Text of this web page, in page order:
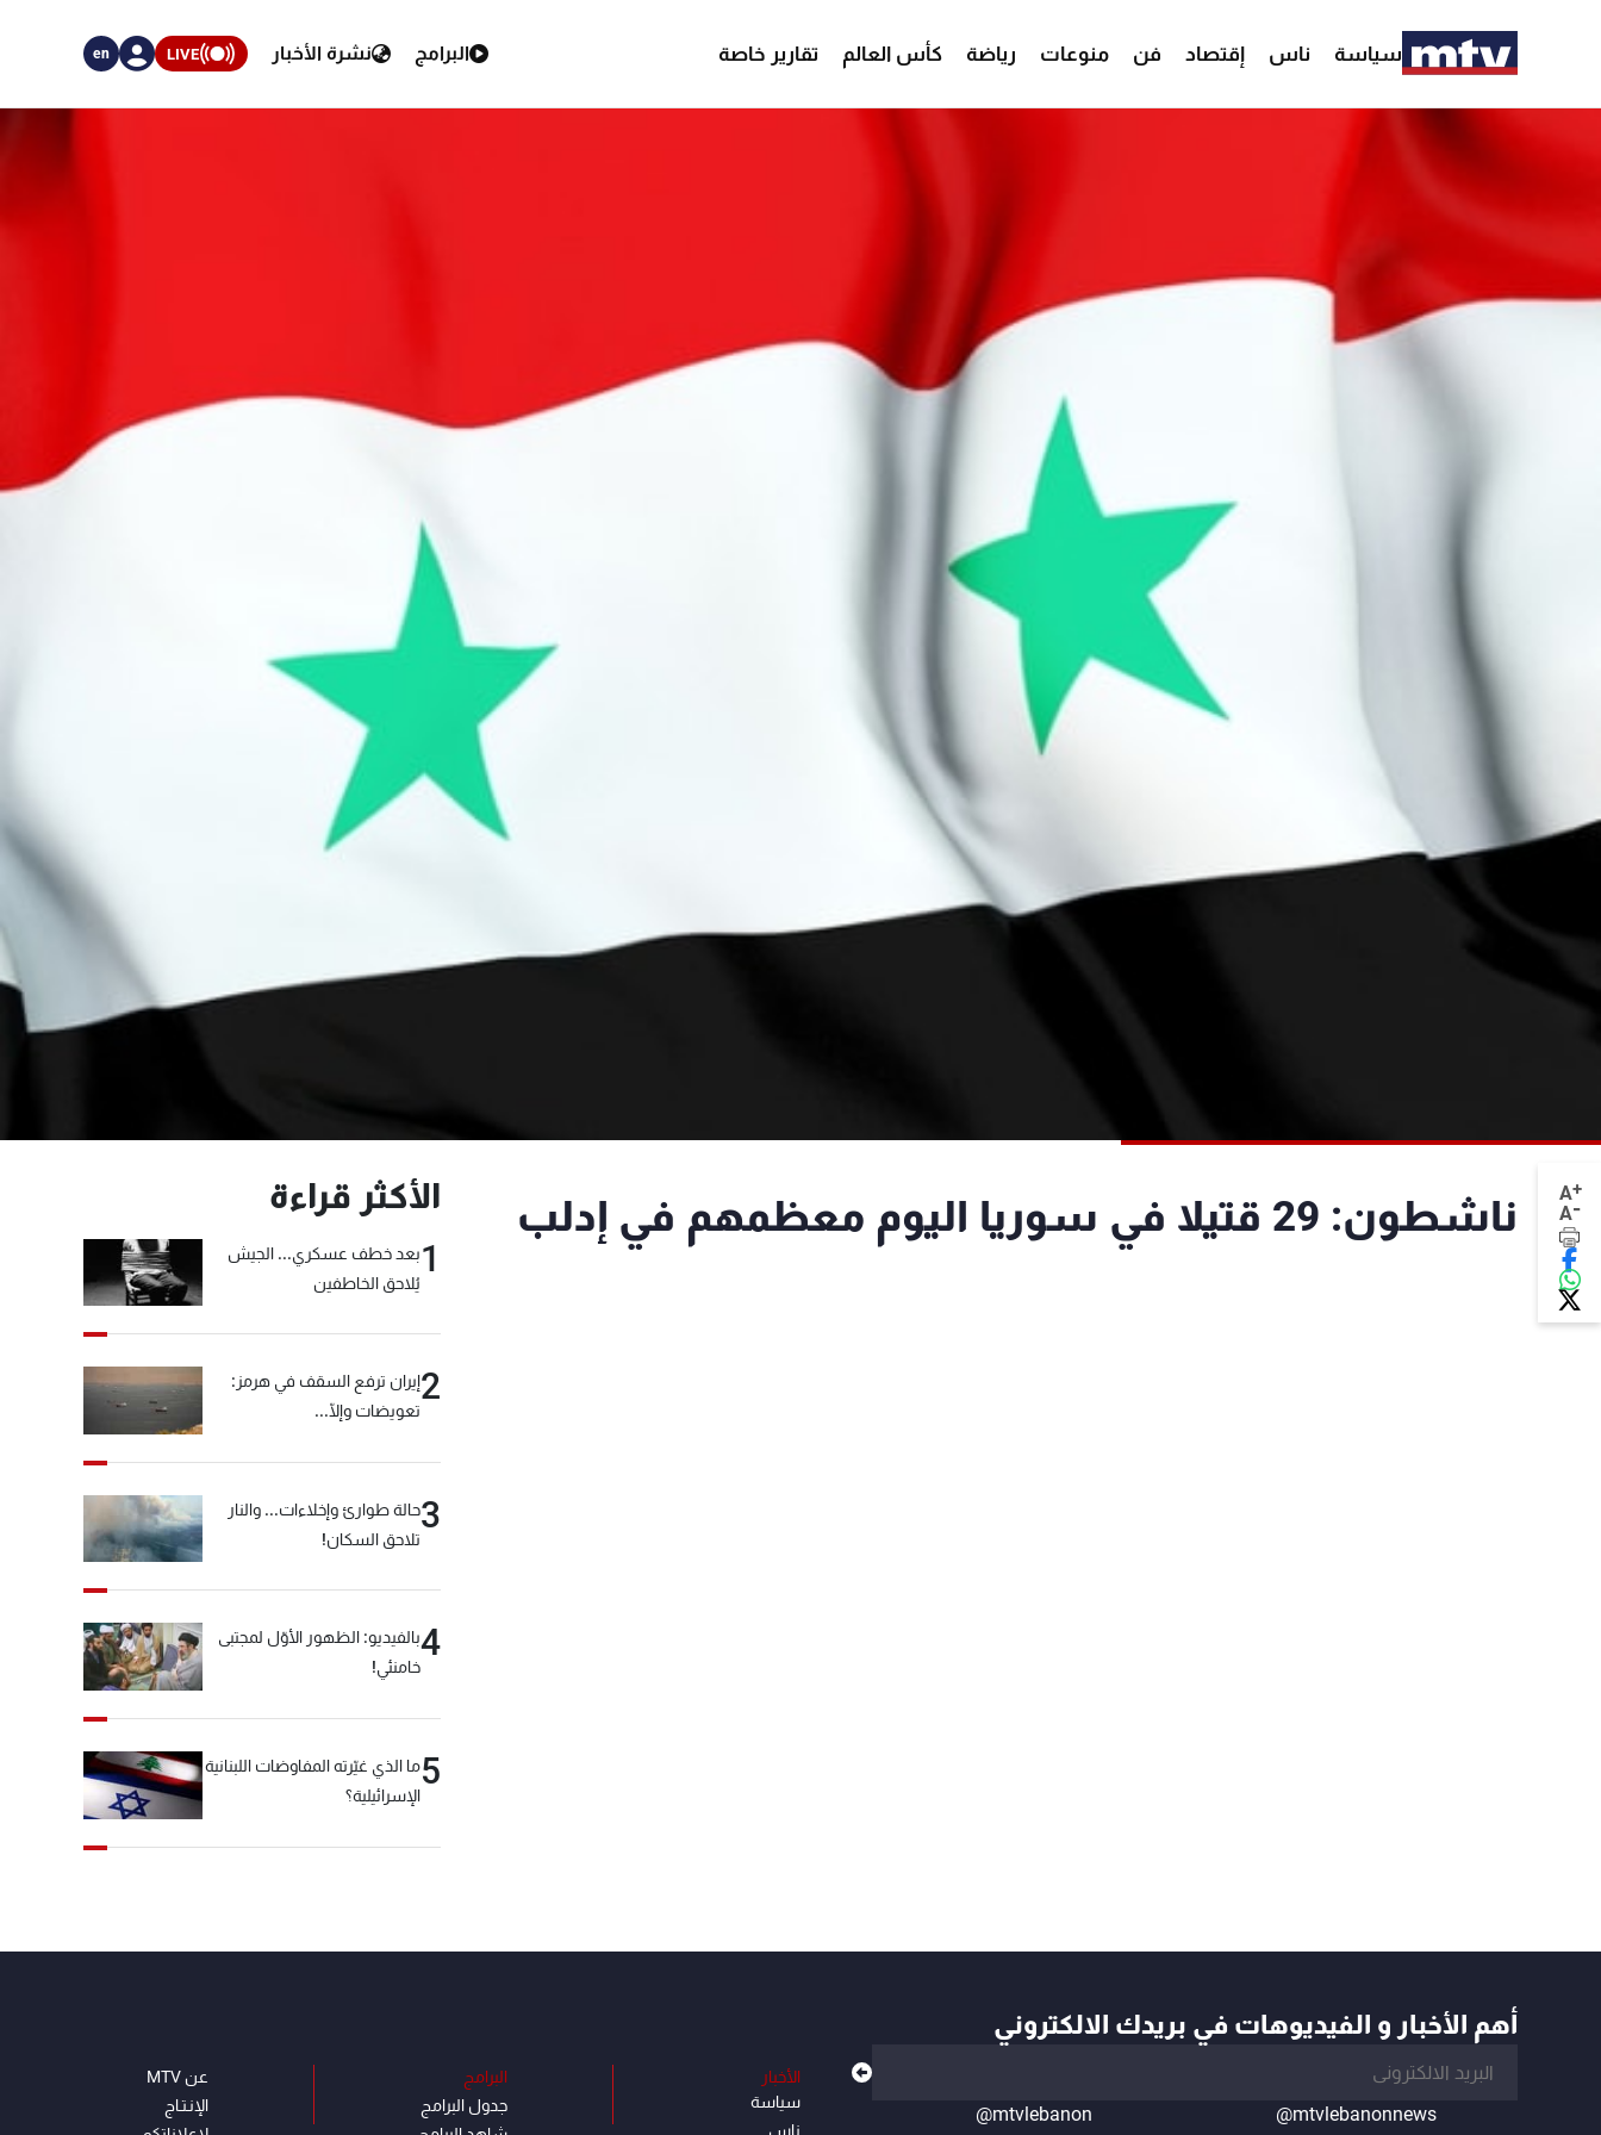
سياسة ناس إقتصاد فن منوعات رياضة كأس العالم تقارير خاصة البرامج نشرة الأخبار LIVE
en
A+
A- ناشطون: 29 قتيلا في سوريا اليوم معظمهم في إدلب الأكثر قراءة
1بعد خطف عسكري... الجيش
يُلاحق الخاطفين
2إيران ترفع السقف في هرمز:
تعويضات وإلّا...
3حالة طوارئ وإخلاءات... والنار
تلاحق السكان!
4بالفيديو: الظهور الأوّل لمجتبى
خامنئي!
5ما الذي غيّرته المفاوضات اللبنانية
الإسرائيلية؟
أهم الأخبار و الفيديوهات في بريدك الالكتروني
@mtvlebanonnews
@mtvlebanon
الأخبار
سياسة
ناس
البرامج
جدول البرامج
عن MTV
الإنـتـاج